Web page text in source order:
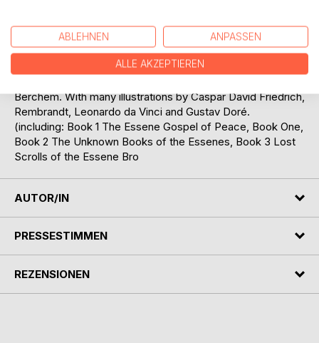
a temple for the soul. A Christianity that communicates with
Heaven and Earth … — Well, here it is!
For the first time all translations of the Essene scripts in
Berchem. With many illustrations by Caspar David Friedrich,
Rembrandt, Leonardo da Vinci and Gustav Doré.
(including: Book 1 The Essene Gospel of Peace, Book One,
Book 2 The Unknown Books of the Essenes, Book 3 Lost
Scrolls of the Essene Bro
AUTOR/IN
PRESSESTIMMEN
REZENSIONEN
ABLEHNEN ANPASSEN
ALLE AKZEPTIEREN